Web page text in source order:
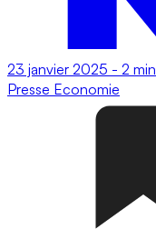
23 janvier 2025 - 2 min
Presse Economie